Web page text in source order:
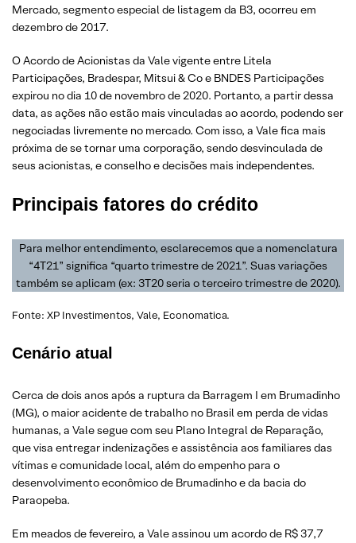
Mercado, segmento especial de listagem da B3, ocorreu em
dezembro de 2017.
O Acordo de Acionistas da Vale vigente entre Litela
Participações, Bradespar, Mitsui & Co e BNDES Participações
expirou no dia 10 de novembro de 2020. Portanto, a partir dessa
data, as ações não estão mais vinculadas ao acordo, podendo ser
negociadas livremente no mercado. Com isso, a Vale fica mais
próxima de se tornar uma corporação, sendo desvinculada de
seus acionistas, e conselho e decisões mais independentes.
Principais fatores do crédito
Para melhor entendimento, esclarecemos que a nomenclatura
“4T21” significa “quarto trimestre de 2021”. Suas variações
também se aplicam (ex: 3T20 seria o terceiro trimestre de 2020).
Fonte: XP Investimentos, Vale, Economatica.
Cenário atual
Cerca de dois anos após a ruptura da Barragem I em Brumadinho
(MG), o maior acidente de trabalho no Brasil em perda de vidas
humanas, a Vale segue com seu Plano Integral de Reparação,
que visa entregar indenizações e assistência aos familiares das
vítimas e comunidade local, além do empenho para o
desenvolvimento econômico de Brumadinho e da bacia do
Paraopeba.
Em meados de fevereiro, a Vale assinou um acordo de R$ 37,7